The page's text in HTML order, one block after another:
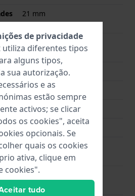
21 mm
21 mm
Preto
Preto
Fecho
Prata
no
80 mm
6
120 mm
de privacidade
utiliza diferentes tipos
alguns tipos,
sua autorização.
e as
estão sempre
activos; se clicar
os cookies", aceita
opcionais. Se
quais os cookies
ativa, clique em
cookies".
tudo